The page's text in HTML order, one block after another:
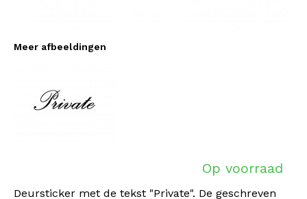
Meer afbeeldingen
Op voorraad
Deursticker met de tekst "Private". De geschreven